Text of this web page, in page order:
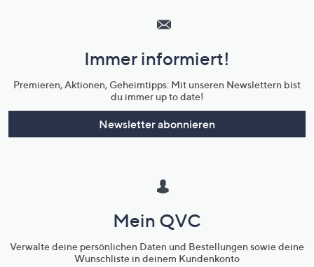
Unternehmensinformationen
Immer informiert!
Premieren, Aktionen, Geheimtipps: Mit unseren Newslettern bist
du immer up to date!
Newsletter abonnieren
Mein QVC
Verwalte deine persönlichen Daten und Bestellungen sowie deine
Wunschliste in deinem Kundenkonto